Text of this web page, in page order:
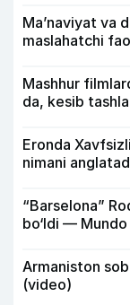
Ma’naviyat va
maslahatchi
Mashhur
da, kesib
Eronda
nimani
“Barselona”
bo‘ldi —
Armaniston
(video)